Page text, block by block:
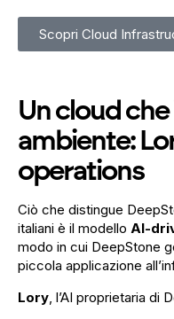
Scopri Cloud
Un cloud
ambiente:
operations
Ciò che distingue
italiani è il modello AI-
modo in cui DeepStone
piccola applicazione
Lory, l’AI proprietaria di